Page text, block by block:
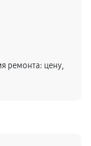
ремонта: цену,